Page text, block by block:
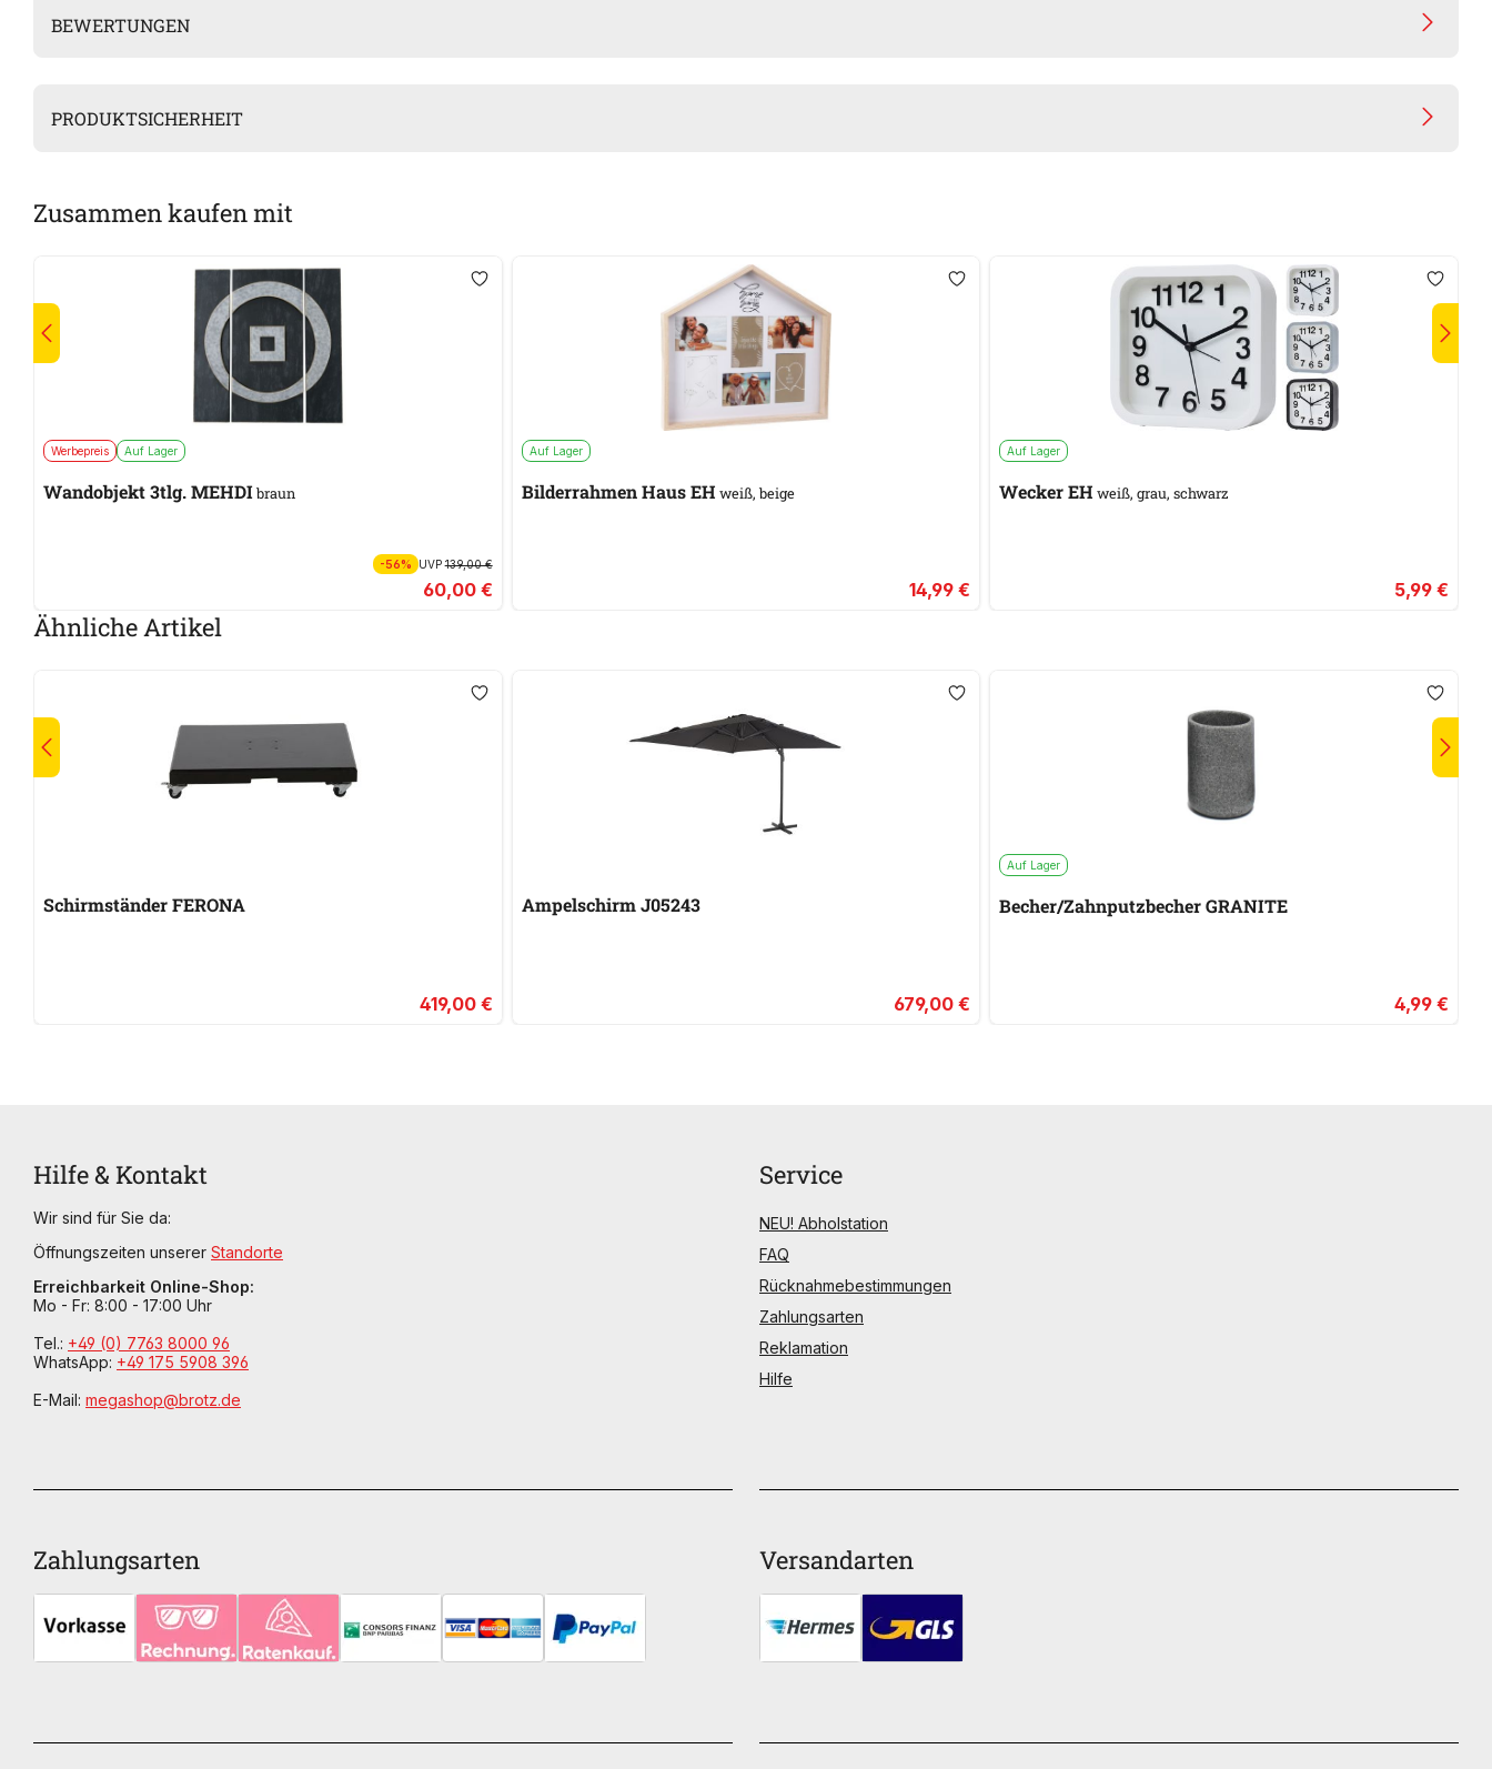
BEWERTUNGEN
PRODUKTSICHERHEIT
Zusammen kaufen mit
Werbepreis Auf Lager
Wandobjekt 3tlg. MEHDIbraun
-56% UVP139,00 €
60,00 €
Auf Lager
Bilderrahmen Haus EH weiß, beige
14,99 €
Auf Lager
Wecker EH weiß, grau, schwarz
5,99 €
Ähnliche Artikel
Schirmständer FERONA
419,00 €
Ampelschirm J05243
679,00 €
Auf Lager
Becher/Zahnputzbecher GRANITE
4,99 €
Hilfe & Kontakt
Wir sind für Sie da:
Öffnungszeiten unserer Standorte
Erreichbarkeit Online-Shop:
Mo - Fr: 8:00 - 17:00 Uhr
Tel.: +49 (0) 7763 8000 96
WhatsApp: +49 175 5908 396
E-Mail: megashop@brotz.de
Zahlungsarten Versandarten
Service
NEU! Abholstation
FAQ
Rücknahmebestimmungen
Zahlungsarten
Reklamation
Hilfe